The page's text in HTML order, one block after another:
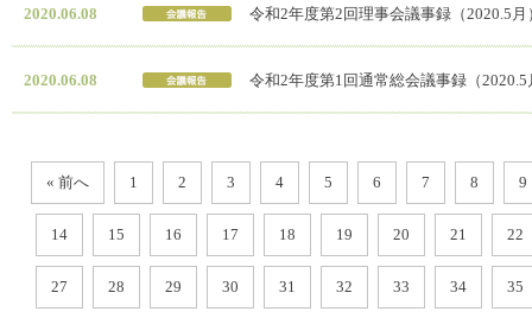
2020.06.08 令和2年度第2回理事会議事録（2020.5月
2020.06.08 令和2年度第1回通常総会議事録（2020.5
« 前へ 1 2 3 4 5 6 7 8 9
14 15 16 17 18 19 20 21 22
27 28 29 30 31 32 33 34 35